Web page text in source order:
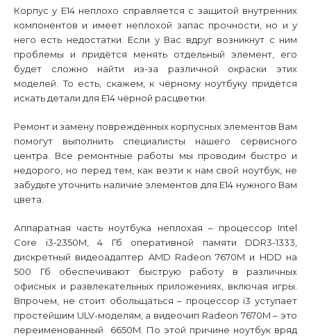
Корпус у E14 неплохо справляется с защитой внутренних
компонентов и имеет неплохой запас прочности, но и у
него есть недостатки. Если у Вас вдруг возникнут с ним
проблемы и придётся менять отдельный элемент, его
будет сложно найти из-за различной окраски этих
моделей. То есть, скажем, к чёрному ноутбуку придётся
искать детали для E14 чёрной расцветки.
Ремонт и замену повреждённых корпусных элементов Вам
помогут выполнить специалисты нашего сервисного
центра. Все ремонтные работы мы проводим быстро и
недорого, но перед тем, как везти к нам свой ноутбук, не
забудьте уточнить наличие элементов для E14 нужного Вам
цвета.
Аппаратная часть ноутбука неплохая – процессор Intel
Core
i3-2350M , 4 Гб оперативной памяти DDR3-1333,
дискретный видеоадаптер AMD Radeon 7670M и HDD на
500 Гб обеспечивают быструю работу в различных
офисных и развлекательных приложениях, включая игры.
Впрочем, не стоит обольщаться – процессор i3 уступает
простейшим ULV-моделям, а видеочип Radeon 7670M – это
переименованный
6650M . По этой причине ноутбук вряд